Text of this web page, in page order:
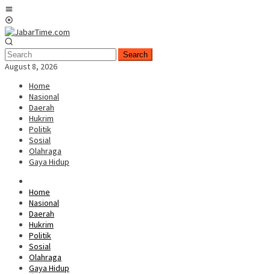
Skip
to
content
Search
August 8, 2026
Home
Nasional
Daerah
Hukrim
Politik
Sosial
Olahraga
Gaya Hidup
Home
Nasional
Daerah
Hukrim
Politik
Sosial
Olahraga
Gaya Hidup